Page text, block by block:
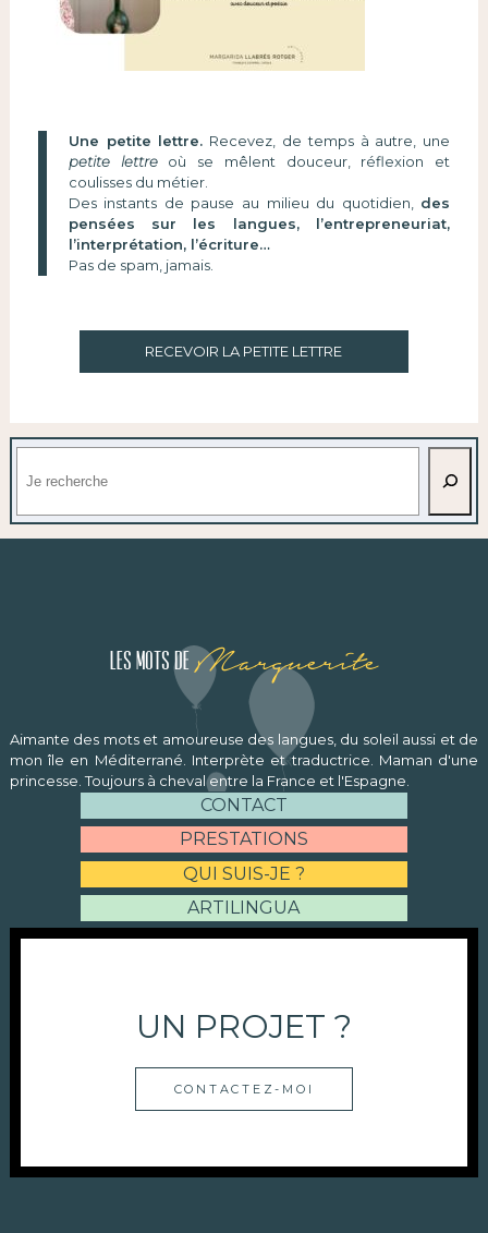
Une petite lettre. Recevez, de temps à autre, une
petite lettreoù se mêlent douceur, réflexion et
coulisses du métier.
Des instants de pause au milieu du quotidien, des
pensées sur les langues, l’entrepreneuriat,
l’interprétation, l’écriture…
Pas de spam, jamais.
RECEVOIR LA PETITE LETTRE
Les mots de Marguerite
Aimante des mots et amoureuse des langues, du soleil aussi et de
mon île en Méditerrané. Interprète et traductrice. Maman d'une
princesse. Toujours à cheval entre la France et l'Espagne.
CONTACT
PRESTATIONS
QUI SUIS-JE ?
ARTILINGUA
UN PROJET ?
CONTACTEZ-MOI